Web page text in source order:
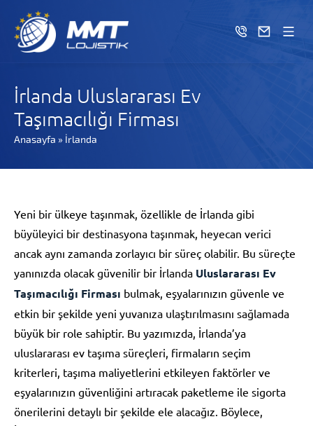
İrlanda Uluslararası Ev
Taşımacılığı Firması
Anasayfa » İrlanda
Yeni bir ülkeye taşınmak, özellikle de İrlanda gibi
büyüleyici bir destinasyona taşınmak, heyecan verici
ancak aynı zamanda zorlayıcı bir süreç olabilir. Bu süreçte
yanınızda olacak güvenilir bir İrlanda Uluslararası Ev
Taşımacılığı Firması bulmak, eşyalarınızın güvenle ve
etkin bir şekilde yeni yuvanıza ulaştırılmasını sağlamada
büyük bir role sahiptir. Bu yazımızda, İrlanda’ya
uluslararası ev taşıma süreçleri, firmaların seçim
kriterleri, taşıma maliyetlerini etkileyen faktörler ve
eşyalarınızın güvenliğini artıracak paketleme ile sigorta
önerilerini detaylı bir şekilde ele alacağız. Böylece,